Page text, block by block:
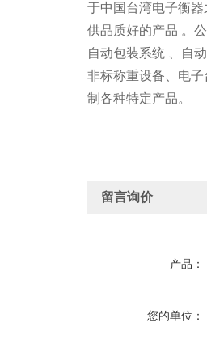
于中国台湾电子衡
供品质好的产品 。
自动包装系统 、自
非标称重设备、电
制各种特定产品。
留言询价
产品：
您的单位：